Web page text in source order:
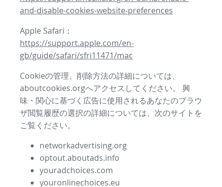
and-disable-cookies-website-preferences
Apple Safari：
https://support.apple.com/en-
gb/guide/safari/sfri11471/mac
Cookieの管理、削除方法の詳細については、
aboutcookies.orgへアクセスしてください。 興
味・関心に基づく広告に使用されるあなたのブラウ
ザ閲覧履歴の選択の詳細については、次のサイトを
ご覧ください。
networkadvertising.org
optout.aboutads.info
youradchoices.com
youronlinechoices.eu